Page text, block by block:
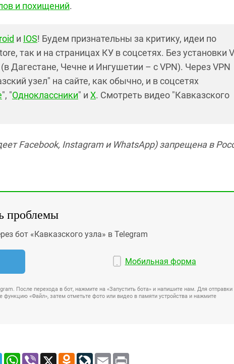
и похищений.
и IOS! Будем признательны за критику, идеи по
так и на страницах КУ в соцсетях. Без установки
(в Дагестане, Чечне и Ингушетии – с VPN). Через VPN
узел" на сайте, как обычно, и в соцсетях
", "Одноклассники" и X. Смотреть видео "Кавказского
Facebook, Instagram и WhatsApp) запрещена в
проблемы
бот «Кавказского узла» в Telegram
Мобильная форма
После перехода в бот, нажмите на «Запустить бота» и напишите нам. Для отправки
«Файл», затем отметьте фото или видео в памяти устройства и нажмите
TelegramWhatsApp
Viber X Odnoklassniki
LiveJournal
Email